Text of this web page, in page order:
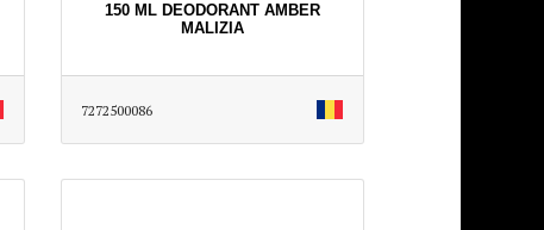
150 ML DEODORANT AMBER
MALIZIA
7272500086